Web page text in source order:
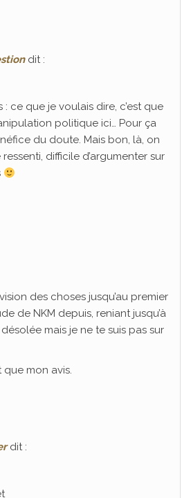
dit :
: ce que je voulais dire, c’est que
politique ici… Pour ça
du doute. Mais bon, là, on
difficile d’argumenter sur
des choses jusqu’au premier
de NKM depuis, reniant jusqu’à
mais je ne te suis pas sur
que mon avis.
dit :